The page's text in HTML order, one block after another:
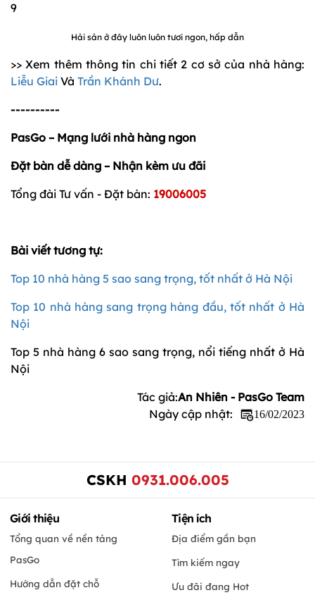
Hải sản ở đây luôn luôn tươi ngon, hấp dẫn
>> Xem thêm thông tin chi tiết 2 cơ sở của nhà hàng:
Liễu Giai Và Trần Khánh Dư.
----------
PasGo – Mạng lưới nhà hàng ngon
Đặt bàn dễ dàng – Nhận kèm ưu đãi
Tổng đài Tư vấn - Đặt bàn: 19006005
Bài viết tương tự:
Top 10 nhà hàng 5 sao sang trọng, tốt nhất ở Hà Nội
Top 10 nhà hàng sang trọng hàng đầu, tốt nhất ở Hà
Nội
Top 5 nhà hàng 6 sao sang trọng, nổi tiếng nhất ở Hà
Nội
Tác giả:An Nhiên - PasGo Team
Ngày cập nhật:
16/02/2023
CSKH 0931.006.005
Giới thiệu
Tổng quan về nền tảng
PasGo
Hướng dẫn đặt chỗ
Tiện ích
Địa điểm gần bạn
Tìm kiếm ngay
Ưu đãi đang Hot